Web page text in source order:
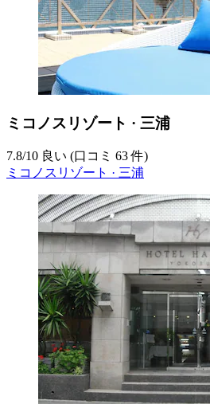
ミコノスリゾート · 三浦
7.8/10 良い (口コミ 63 件)
ミコノスリゾート · 三浦